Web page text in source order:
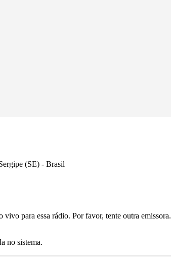
(SE) - Brasil
para essa rádio. Por favor, tente outra emissora.
no sistema.